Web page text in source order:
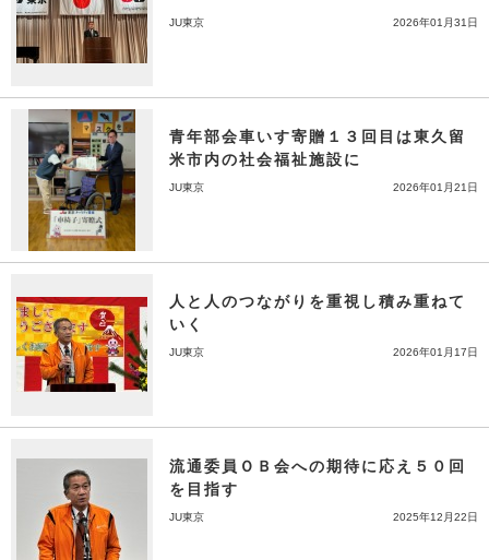
JU東京 2026年01月31日
青年部会車いす寄贈１３回目は東久留
米市内の社会福祉施設に
JU東京 2026年01月21日
人と人のつながりを重視し積み重ねて
いく
JU東京 2026年01月17日
流通委員ＯＢ会への期待に応え５０回
を目指す
JU東京 2025年12月22日